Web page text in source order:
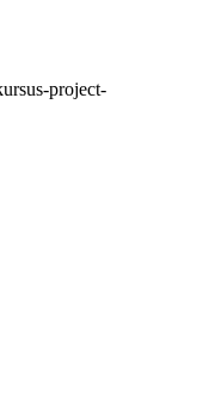
project-